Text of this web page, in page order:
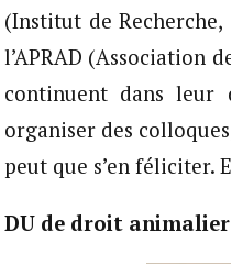
(Institut de
l’APRAD (Association
continuent dans leur
organiser des
peut que s’en féliciter.
DU de droit animalier